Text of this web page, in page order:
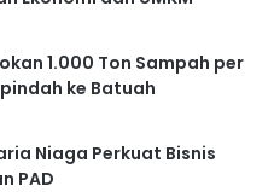
1.000 Ton Sampah per
ke Batuah
Niaga Perkuat Bisnis
PAD